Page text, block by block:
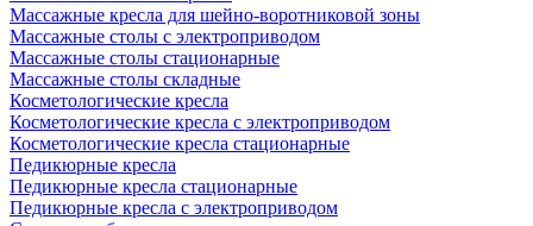
Массажные кресла для шейно-воротниковой зоны
Массажные столы с электроприводом
Массажные столы стационарные
Массажные столы складные
Косметологические кресла
Косметологические кресла с электроприводом
Косметологические кресла стационарные
Педикюрные кресла
Педикюрные кресла стационарные
Педикюрные кресла с электроприводом